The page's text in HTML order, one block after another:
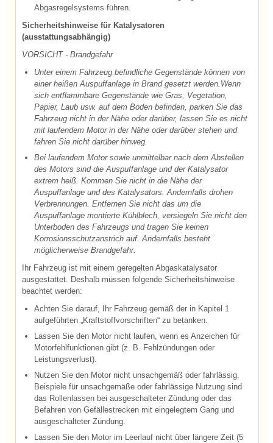
Abgasregelsystems führen.
Sicherheitshinweise für Katalysatoren
(ausstattungsabhängig)
VORSICHT - Brandgefahr
Unter einem Fahrzeug befindliche Gegenstände können von
einer heißen Auspuffanlage in Brand gesetzt werden.Wenn
sich entflammbare Gegenstände wie Gras, Vegetation,
Papier, Laub usw. auf dem Boden befinden, parken Sie das
Fahrzeug nicht in der Nähe oder darüber, lassen Sie es nicht
mit laufendem Motor in der Nähe oder darüber stehen und
fahren Sie nicht darüber hinweg.
Bei laufendem Motor sowie unmittelbar nach dem Abstellen
des Motors sind die Auspuffanlage und der Katalysator
extrem heiß. Kommen Sie nicht in die Nähe der
Auspuffanlage und des Katalysators. Andernfalls drohen
Verbrennungen. Entfernen Sie nicht das um die
Auspuffanlage montierte Kühlblech, versiegeln Sie nicht den
Unterboden des Fahrzeugs und tragen Sie keinen
Korrosionsschutzanstrich auf. Andernfalls besteht
möglicherweise Brandgefahr.
Ihr Fahrzeug ist mit einem geregelten Abgaskatalysator
ausgestattet. Deshalb müssen folgende Sicherheitshinweise
beachtet werden:
Achten Sie darauf, Ihr Fahrzeug gemäß der in Kapitel 1
aufgeführten „Kraftstoffvorschriften“ zu betanken.
Lassen Sie den Motor nicht laufen, wenn es Anzeichen für
Motorfehlfunktionen gibt (z. B. Fehlzündungen oder
Leistungsverlust).
Nutzen Sie den Motor nicht unsachgemäß oder fahrlässig.
Beispiele für unsachgemäße oder fahrlässige Nutzung sind
das Rollenlassen bei ausgeschalteter Zündung oder das
Befahren von Gefällestrecken mit eingelegtem Gang und
ausgeschalteter Zündung.
Lassen Sie den Motor im Leerlauf nicht über längere Zeit (5